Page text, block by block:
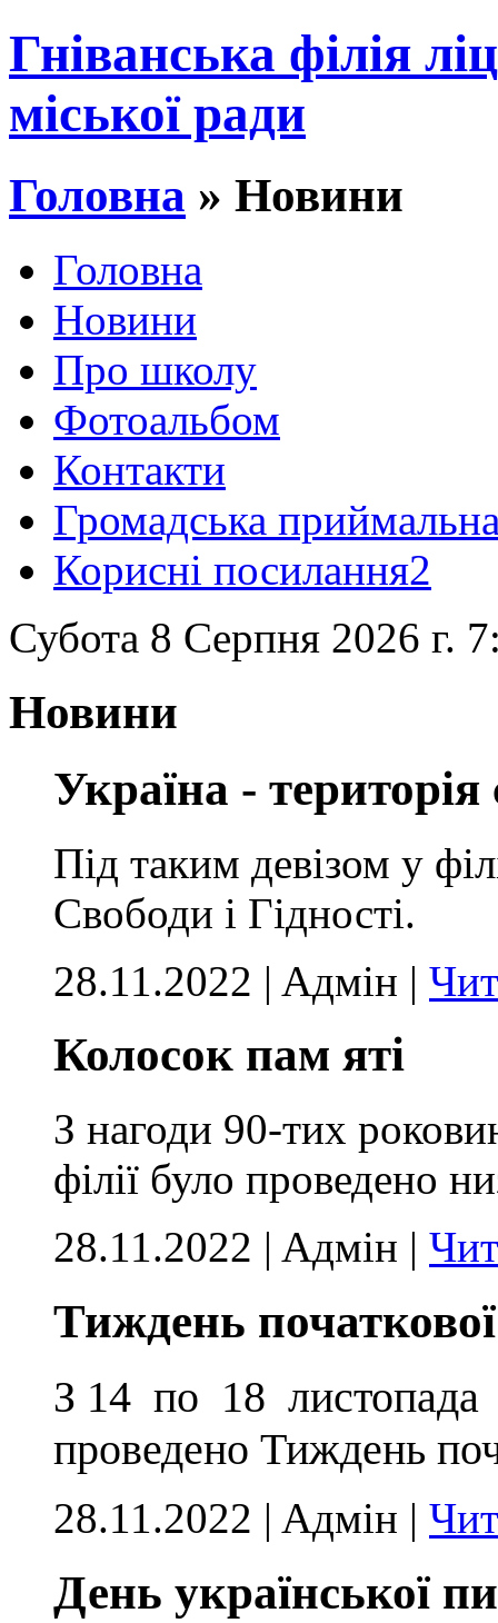
Гніванська філія
міської ради
Головна » Новини
Головна
Новини
Про школу
Фотоальбом
Контакти
Громадська
Корисні посилання2
Субота 8 Серпня 2026 г.
Новини
Україна - територія
Під таким девізом у
Свободи і Гідності.
28.11.2022 | Aдмін |
Колосок пам яті
З нагоди 90-тих
філії було проведено
28.11.2022 | Aдмін |
Тиждень
З 14 по 18
проведено Тиждень
28.11.2022 | Aдмін |
День української